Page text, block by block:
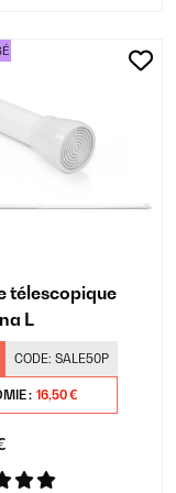
télescopique
L
CODE: SALE50P
: 16,50 €